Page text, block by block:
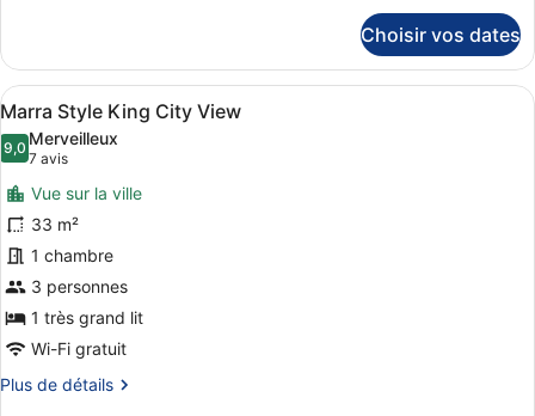
Junior
Suite
le
type
de
chambre
Marra
Style
Signature
Junior
Suite
Choisir vos dates
Afficher
toutes
les
photos
pour
ce
type
de
chambre :
Marra
Style
King
Une vue nocturne d’une ville,
5
Marra Style King City View
9,09,0 sur 10
Merveilleux
7 avis
(7 avis)
Vue sur la ville
33 m²
1 chambre
3 personnes
1 très grand lit
Wi-Fi gratuit
Plus de détails
Plus